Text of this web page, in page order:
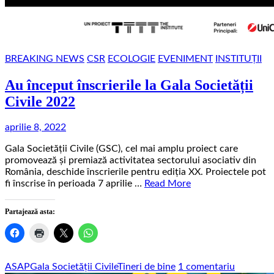
BREAKING NEWS CSR ECOLOGIE EVENIMENT INSTITUȚII
Au început înscrierile la Gala Societății
Civile 2022
aprilie 8, 2022
Gala Societății Civile (GSC), cel mai amplu proiect care
promovează şi premiază activitatea sectorului asociativ din
România, deschide înscrierile pentru ediţia XX. Proiectele pot
fi înscrise în perioada 7 aprilie … Read More
Partajează asta:
ASAPGala Societății CivileTineri de bine 1 comentariu